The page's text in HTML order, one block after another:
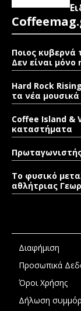
Ποιος κυβερνά
Δεν είναι μόνο
Hard Rock
τα νέα
Coffee Island &
καταστήματα
Το φυσικό
αθλήτριας
Διαφήμιση
Προσωπικά
Όροι Χρήσης
Δήλωση